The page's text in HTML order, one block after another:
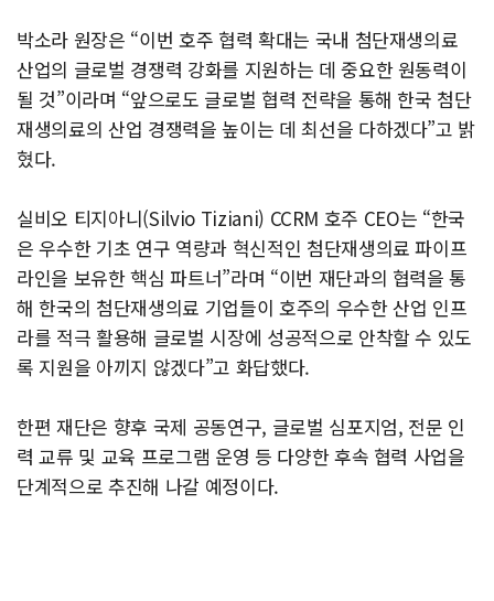
박소라 원장은 “이번 호주 협력 확대는 국내 첨단재생의료
산업의 글로벌 경쟁력 강화를 지원하는 데 중요한 원동력이
될 것”이라며 “앞으로도 글로벌 협력 전략을 통해 한국 첨단
재생의료의 산업 경쟁력을 높이는 데 최선을 다하겠다”고 밝
혔다.
실비오 티지아니(Silvio Tiziani) CCRM 호주 CEO는 “한국
은 우수한 기초 연구 역량과 혁신적인 첨단재생의료 파이프
라인을 보유한 핵심 파트너”라며 “이번 재단과의 협력을 통
해 한국의 첨단재생의료 기업들이 호주의 우수한 산업 인프
라를 적극 활용해 글로벌 시장에 성공적으로 안착할 수 있도
록 지원을 아끼지 않겠다”고 화답했다.
한편 재단은 향후 국제 공동연구, 글로벌 심포지엄, 전문 인
력 교류 및 교육 프로그램 운영 등 다양한 후속 협력 사업을
단계적으로 추진해 나갈 예정이다.